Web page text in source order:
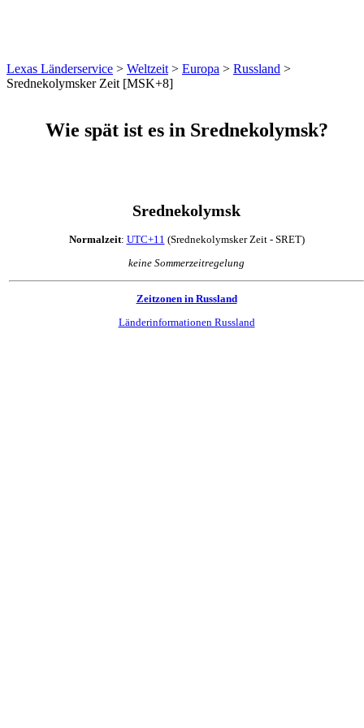
Lexas Länderservice > Weltzeit > Europa > Russland >
Srednekolymsker Zeit [MSK+8]
Wie spät ist es in Srednekolymsk?
Srednekolymsk
Normalzeit: UTC+11 (Srednekolymsker Zeit - SRET)
keine Sommerzeitregelung
Zeitzonen in Russland
Länderinformationen Russland